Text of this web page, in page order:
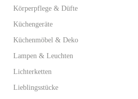
Körperpflege & Düfte
Küchengeräte
Küchenmöbel & Deko
Lampen & Leuchten
Lichterketten
Lieblingsstücke